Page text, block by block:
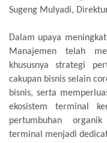
Sugeng Mulyadi,
Dalam upaya
Manajemen telah
khususnya strategi
cakupan bisnis selain
bisnis, serta
ekosistem terminal
pertumbuhan
terminal menjadi